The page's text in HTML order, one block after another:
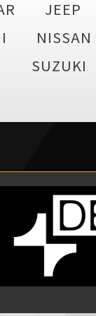
JEEP
NISSAN
SUZUKI